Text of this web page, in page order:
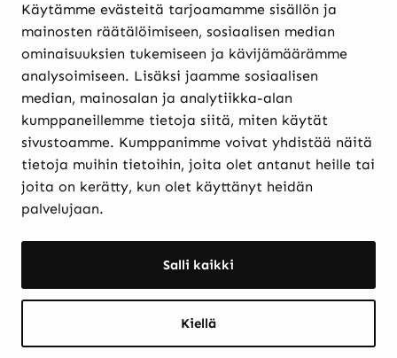
Käytämme evästeitä tarjoamamme sisällön ja
mainosten räätälöimiseen, sosiaalisen median
ominaisuuksien tukemiseen ja kävijämäärämme
analysoimiseen. Lisäksi jaamme sosiaalisen
median, mainosalan ja analytiikka-alan
kumppaneillemme tietoja siitä, miten käytät
sivustoamme. Kumppanimme voivat yhdistää näitä
tietoja muihin tietoihin, joita olet antanut heille tai
joita on kerätty, kun olet käyttänyt heidän
palvelujaan.
Salli kaikki
Kiellä
Verkkokaupasta ostaminen
Maksutavat ja
toimitusehdot
Palautukset
Rekisteriseloste
Evästekäytännöt
Etkö löytänyt etsimääsi? Hae sivustolta:
Haku: Haku